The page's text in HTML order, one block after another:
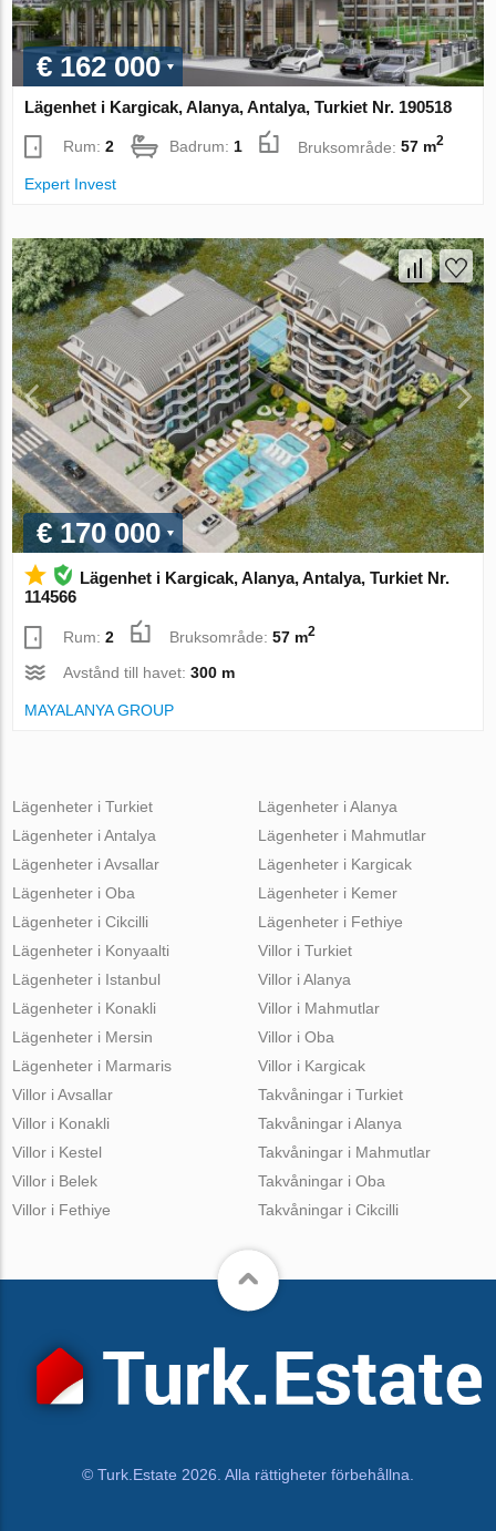
€ 162 000
Lägenhet i Kargicak, Alanya, Antalya, Turkiet Nr. 190518
Rum:2 Badrum:1 Bruksområde:57 m2
Expert Invest
€ 170 000
Lägenhet i Kargicak, Alanya, Antalya, Turkiet Nr.
114566
Rum:2 Bruksområde:57 m2
Avstånd till havet:300 m
MAYALANYA GROUP
Lägenheter i Turkiet
Lägenheter i Antalya
Lägenheter i Avsallar
Lägenheter i Oba
Lägenheter i Cikcilli
Lägenheter i Alanya
Lägenheter i Mahmutlar
Lägenheter i Kargicak
Lägenheter i Kemer
Lägenheter i Fethiye
Lägenheter i Konyaalti
Lägenheter i Istanbul
Lägenheter i Konakli
Lägenheter i Mersin
Lägenheter i Marmaris
Villor i Turkiet
Villor i Alanya
Villor i Mahmutlar
Villor i Oba
Villor i Kargicak
Villor i Avsallar
Villor i Konakli
Villor i Kestel
Villor i Belek
Villor i Fethiye
Takvåningar i Turkiet
Takvåningar i Alanya
Takvåningar i Mahmutlar
Takvåningar i Oba
Takvåningar i Cikcilli
© Turk.Estate 2026. Alla rättigheter förbehållna.